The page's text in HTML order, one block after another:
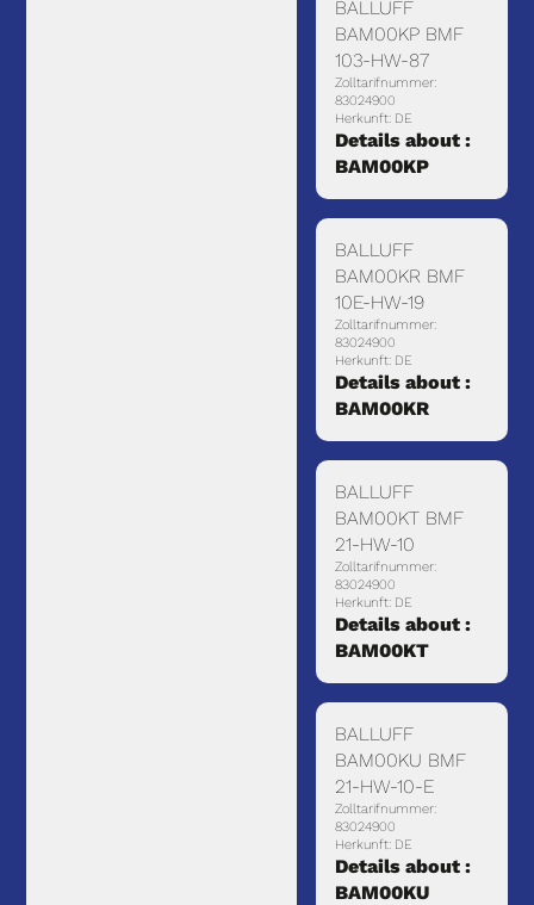
BALLUFF
BAM00KP BMF
103-HW-87
Zolltarifnummer:
83024900
Herkunft: DE
Details about :
BAM00KP
BALLUFF
BAM00KR BMF
10E-HW-19
Zolltarifnummer:
83024900
Herkunft: DE
Details about :
BAM00KR
BALLUFF
BAM00KT BMF
21-HW-10
Zolltarifnummer:
83024900
Herkunft: DE
Details about :
BAM00KT
BALLUFF
BAM00KU BMF
21-HW-10-E
Zolltarifnummer:
83024900
Herkunft: DE
Details about :
BAM00KU